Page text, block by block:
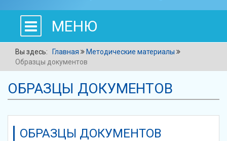
МЕНЮ
Вы здесь: Главная
Методические материалы
Образцы документов
ОБРАЗЦЫ ДОКУМЕНТОВ
ОБРАЗЦЫ ДОКУМЕНТОВ